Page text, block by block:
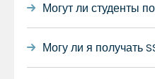
Могут ли студенты
Могу ли я получать